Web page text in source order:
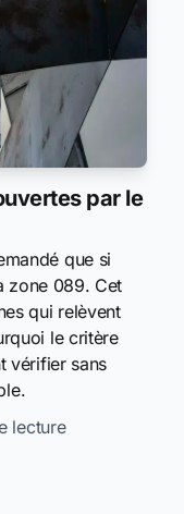
par le
que si
zone 089. Cet
qui relèvent
le critère
vérifier sans
lecture